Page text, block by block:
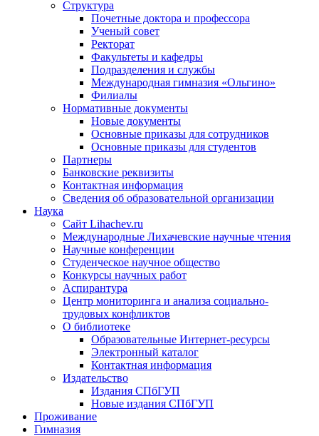
Структура
Почетные доктора и профессора
Ученый совет
Ректорат
Факультеты и кафедры
Подразделения и службы
Международная гимназия «Ольгино»
Филиалы
Нормативные документы
Новые документы
Основные приказы для сотрудников
Основные приказы для студентов
Партнеры
Банковские реквизиты
Контактная информация
Сведения об образовательной организации
Наука
Сайт Lihachev.ru
Международные Лихачевские научные чтения
Научные конференции
Студенческое научное общество
Конкурсы научных работ
Аспирантура
Центр мониторинга и анализа социально-
трудовых конфликтов
О библиотеке
Образовательные Интернет-ресурсы
Электронный каталог
Контактная информация
Издательство
Издания СПбГУП
Новые издания СПбГУП
Проживание
Гимназия